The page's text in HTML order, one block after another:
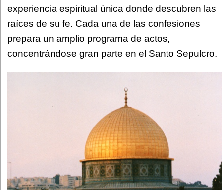
experiencia espiritual única donde descubren las
raíces de su fe. Cada una de las confesiones
prepara un amplio programa de actos,
concentrándose gran parte en el Santo Sepulcro.